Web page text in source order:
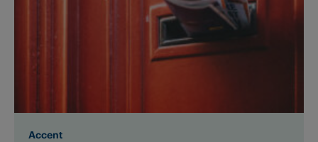
Accent